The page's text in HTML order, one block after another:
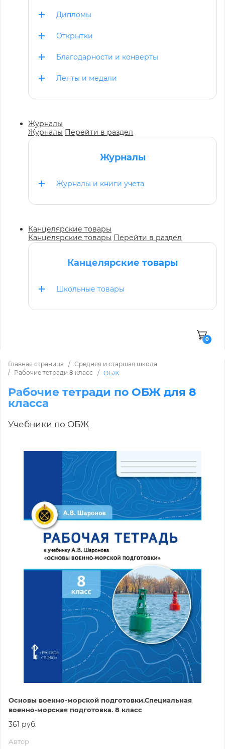
Дипломы
Открытки
Благодарности и конверты
Ленты и медали
Журналы
Журналы Перейти в раздел
Журналы
Журналы и книги учета
Канцелярские товары
Канцелярские товары Перейти в раздел
Канцелярские товары
Школьные товары
0
Главная страница
Средняя и старшая школа
Рабочие тетради 8 класс
ОБЖ
Рабочие тетради по ОБЖ для 8
класса
Учебники по ОБЖ
Основы военно-морской подготовки.Специальная
военно-морская подготовка. 8 класс
361 руб.
Автор